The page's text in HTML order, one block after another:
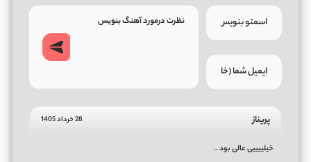
پریناز 28 خرداد 1405
خیلییییی عالی بود ..